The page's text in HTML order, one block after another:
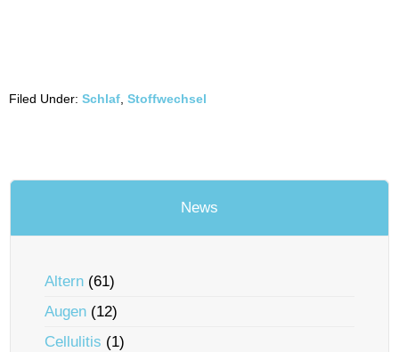
Filed Under: Schlaf Stoffwechsel
News
Altern (61)
Augen (12)
Cellulitis (1)